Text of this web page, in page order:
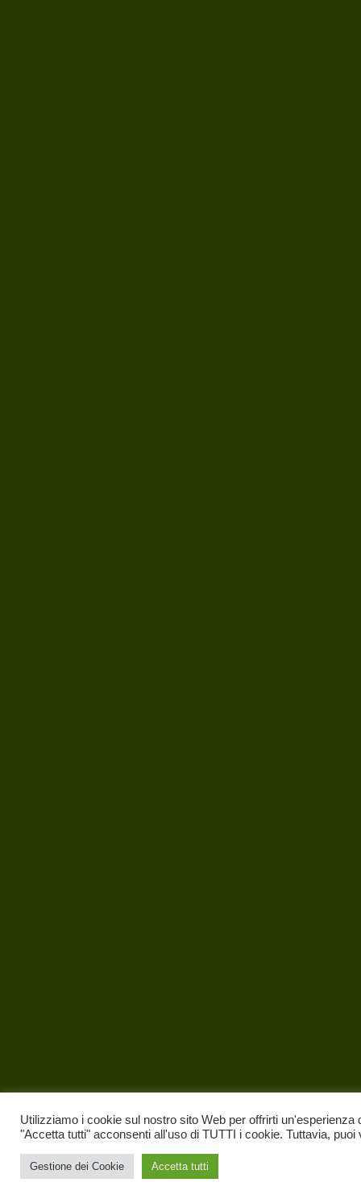
Utilizziamo i cookie sul nostro sito Web per offrirti
"Accetta tutti" acconsenti all'uso di TUTTI i cookie. Tuttavia,
Gestione dei Cookie Accetta tutti